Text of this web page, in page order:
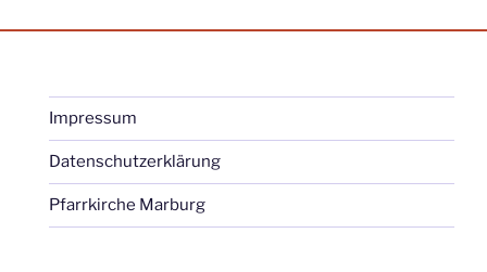
Impressum
Datenschutzerklärung
Pfarrkirche Marburg